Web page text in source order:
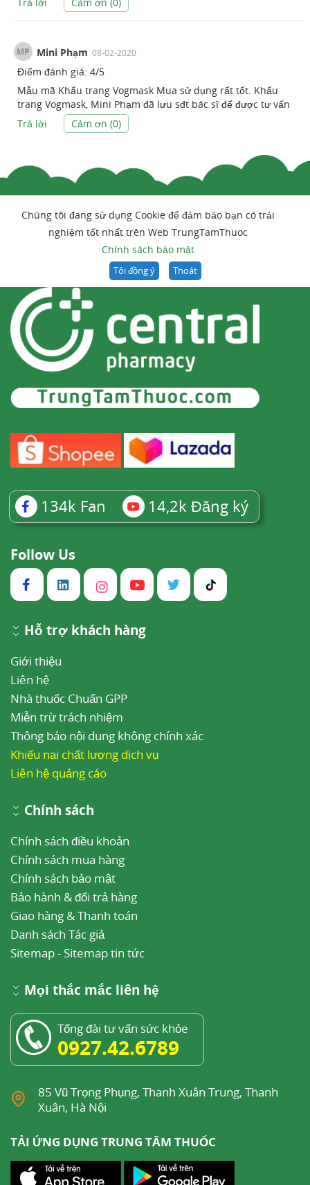
MP Mini Phạm 08-02-2020
Điểm đánh giá: 4/5
Mẫu mã Khẩu trang Vogmask Mua sử dụng rất tốt. Khẩu
trang Vogmask, Mini Phạm đã lưu sđt bác sĩ để được tư vấn
Trả lời
Cảm ơn (0)
Chúng tôi đang sử dụng Cookie để đảm bảo bạn có trải
nghiệm tốt nhất trên Web TrungTamThuoc
Chính sách bảo mật
Tôi đồng ý Thoát
134k Fan 14,2k Đăng ký
Follow Us
Hỗ trợ khách hàng
Giới thiệu
Liên hệ
Nhà thuốc Chuẩn GPP
Miễn trừ trách nhiệm
Thông báo nội dung không chính xác
Khiếu nại chất lượng dịch vụ
Liên hệ quảng cáo
Chính sách
Chính sách điều khoản
Chính sách mua hàng
Chính sách bảo mật
Bảo hành & đổi trả hàng
Giao hàng & Thanh toán
Danh sách Tác giả
Sitemap- Sitemap tin tức
Mọi thắc mắc liên hệ
Tổng đài tư vấn sức khỏe
0927.42.6789
85 Vũ Trọng Phụng, Thanh Xuân Trung, Thanh
Xuân, Hà Nội
TẢI ỨNG DỤNG TRUNG TÂM THUỐC